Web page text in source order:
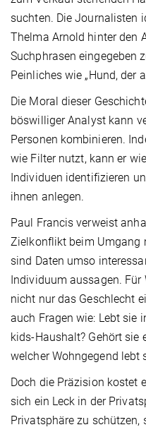
suchten. Die Journalisten
Thelma Arnold hinter den
Suchphrasen eingegeben
Peinliches wie „Hund, der
Die Moral dieser
böswilliger Analyst kann
Personen kombinieren.
wie Filter nutzt, kann er
Individuen identifizieren
ihnen anlegen.
Paul Francis verweist
Zielkonflikt beim Umgang
sind Daten umso
Individuum aussagen.
nicht nur das Geschlecht
auch Fragen wie: Lebt sie
kids-Haushalt? Gehört sie
welcher Wohngegend lebt
Doch die Präzision kostet
sich ein Leck in der
Privatsphäre zu